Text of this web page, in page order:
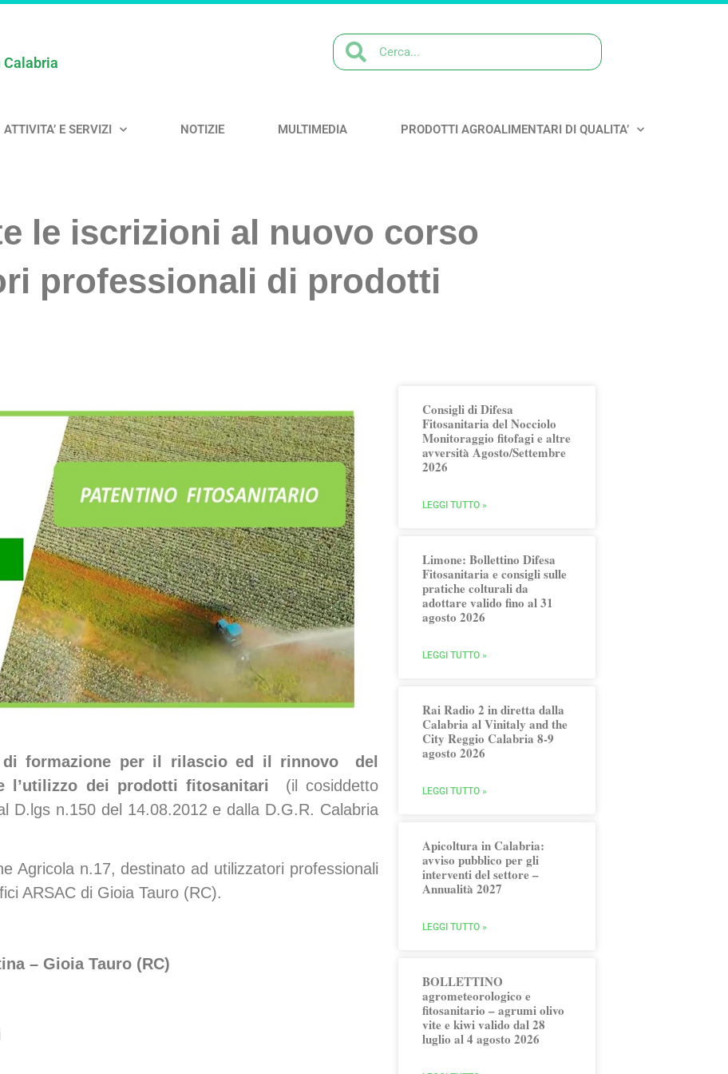
Calabria
ATTIVITA’ E SERVIZI NOTIZIE MULTIMEDIA PRODOTTI AGROALIMENTARI DI QUALITA’
le iscrizioni al nuovo corso
professionali di prodotti
formazione per il rilascio ed il rinnovo del
l’utilizzo dei prodotti fitosanitari
(il cosiddetto
D.lgs n.150 del 14.08.2012 e dalla D.G.R. Calabria
Agricola n.17, destinato ad utilizzatori professionali
ARSAC di Gioia Tauro (RC).
– Gioia Tauro (RC)
Consigli di Difesa
Fitosanitaria del Nocciolo
Monitoraggio fitofagi e altre
avversità Agosto/Settembre
2026
LEGGI TUTTO »
Limone: Bollettino Difesa
Fitosanitaria e consigli sulle
pratiche colturali da
adottare valido fino al 31
agosto 2026
LEGGI TUTTO »
Rai Radio 2 in diretta dalla
Calabria al Vinitaly and the
City Reggio Calabria 8-9
agosto 2026
LEGGI TUTTO »
Apicoltura in Calabria:
avviso pubblico per gli
interventi del settore –
Annualità 2027
LEGGI TUTTO »
BOLLETTINO
agrometeorologico e
fitosanitario – agrumi olivo
vite e kiwi valido dal 28
luglio al 4 agosto 2026